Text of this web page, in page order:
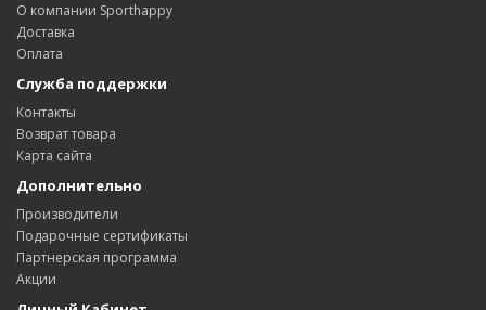
О компании Sporthappy
Доставка
Оплата
Служба поддержки
Контакты
Возврат товара
Карта сайта
Дополнительно
Производители
Подарочные сертификаты
Партнерская программа
Акции